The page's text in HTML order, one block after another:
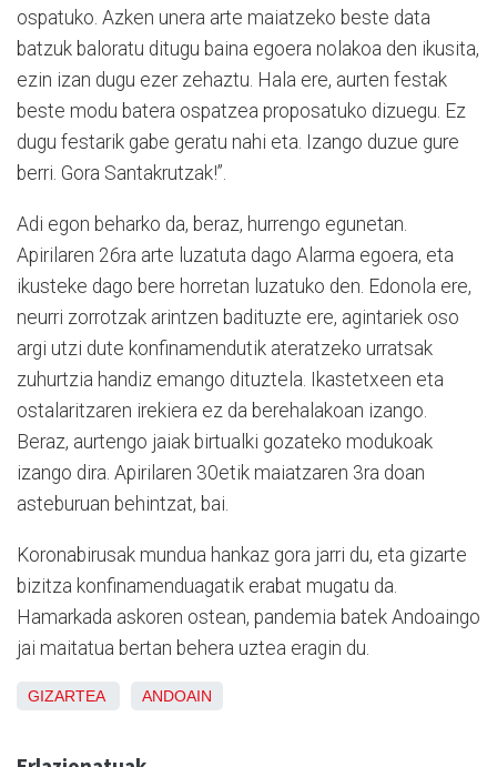
ospatuko. Azken unera arte maiatzeko beste data
batzuk baloratu ditugu baina egoera nolakoa den ikusita,
ezin izan dugu ezer zehaztu. Hala ere, aurten festak
beste modu batera ospatzea proposatuko dizuegu. Ez
dugu festarik gabe geratu nahi eta. Izango duzue gure
berri. Gora Santakrutzak!”.
Adi egon beharko da, beraz, hurrengo egunetan.
Apirilaren 26ra arte luzatuta dago Alarma egoera, eta
ikusteke dago bere horretan luzatuko den. Edonola ere,
neurri zorrotzak arintzen badituzte ere, agintariek oso
argi utzi dute konfinamendutik ateratzeko urratsak
zuhurtzia handiz emango dituztela. Ikastetxeen eta
ostalaritzaren irekiera ez da berehalakoan izango.
Beraz, aurtengo jaiak birtualki gozateko modukoak
izango dira. Apirilaren 30etik maiatzaren 3ra doan
asteburuan behintzat, bai.
Koronabirusak mundua hankaz gora jarri du, eta gizarte
bizitza konfinamenduagatik erabat mugatu da.
Hamarkada askoren ostean, pandemia batek Andoaingo
jai maitatua bertan behera uztea eragin du.
GIZARTEA ANDOAIN